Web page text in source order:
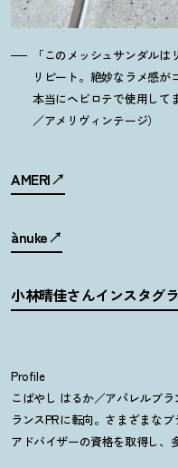
「このメッシュサンダル
リピート。絶妙なラメ感
本当にヘビロテで使用して
／アメリヴィンテージ）
AMERI
ànuke
小林晴佳さんインスタグ
Profile
こばやし はるか／アパレルブ
ランスPRに転向。さまざまな
アドバイザーの資格を取得し、